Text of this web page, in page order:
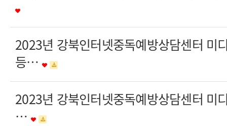
2023년 강북인터넷중독예방상담센터 미
등…
2023년 강북인터넷중독예방상담센터 미
…